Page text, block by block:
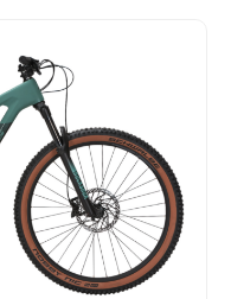
3'499
ist:
CHF